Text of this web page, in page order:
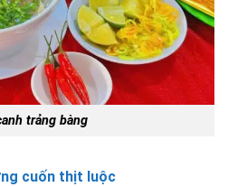
trảng bàng
cuốn thịt luộc